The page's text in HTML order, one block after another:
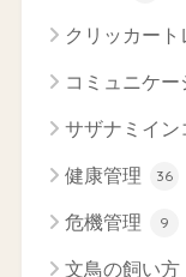
クリッカー
コミュニケー
サザナミイン
健康管理 36
危機管理 9
文鳥の飼い方